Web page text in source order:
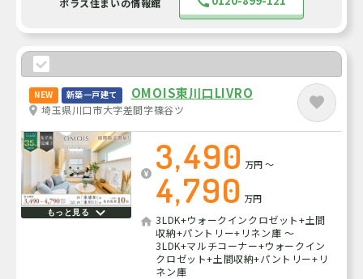
NEW 新築一戸建て OMOIS東川口LIVRO
埼玉県川口市大字差間字篠谷ツ
もっと見る
3,490 万円～
4,790 万円
3LDK+ウォークインクロゼット+土間
収納+パントリー+リネン庫 ～
3LDK+マルチコーナー+ウォークイン
クロゼット+土間収納+パントリー+リ
ネン庫